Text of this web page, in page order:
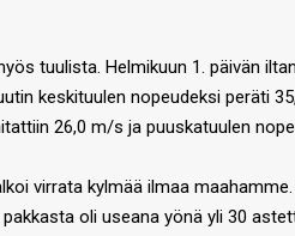
tuulista. Helmikuun 1. päivän
keskituulen nopeudeksi peräti
26,0 m/s ja puuskatuulen
virrata kylmää ilmaa
oli useana yönä yli 30